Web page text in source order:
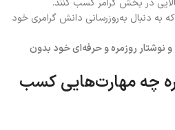
در بخش گرامر کسب کنند.
که به دنبال به‌روزرسانی دانش گرامری خود
و نوشتار روزمرهوحرفه‌ایخود بدون
چهمهارت‌هاییکسب